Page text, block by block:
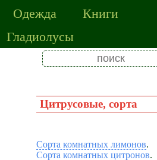
Одежда
Книги
Гладиолусы
Цитрусовые, сорта
Сорта комнатных лимонов.
Сорта комнатных цитронов.